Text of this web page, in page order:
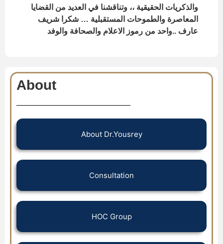
About
About Dr.Yousrey
Consultation
HOC Group
والذكريات الحقيقية ،، وتناقشنا في العديد من القضايا
المعاصرة والطموحات المستقبلية … شكرا شريف
عارف ..واحد من رموز الاعلام والصحافة والوفد